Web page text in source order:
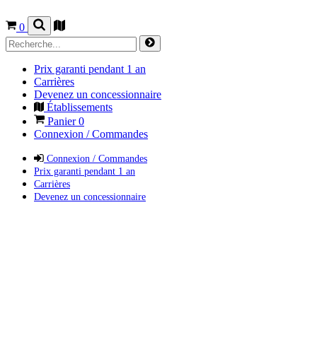
0
Prix garanti pendant 1 an
Carrières
Devenez un concessionnaire
Établissements
Panier0
Connexion / Commandes
Connexion / Commandes
Prix garanti pendant 1 an
Carrières
Devenez un concessionnaire